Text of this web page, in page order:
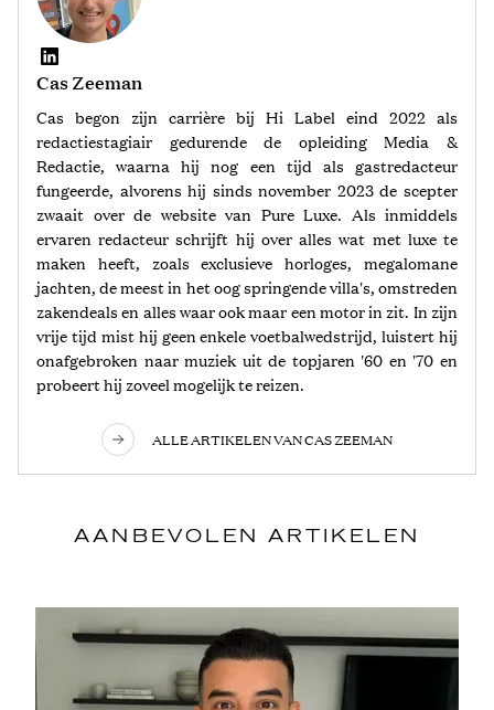
Cas Zeeman
Cas begon zijn carrière bij Hi Label eind 2022 als
redactiestagiair gedurende de opleiding Media &
Redactie, waarna hij nog een tijd als gastredacteur
fungeerde, alvorens hij sinds november 2023 de scepter
zwaait over de website van Pure Luxe. Als inmiddels
ervaren redacteur schrijft hij over alles wat met luxe te
maken heeft, zoals exclusieve horloges, megalomane
jachten, de meest in het oog springende villa's, omstreden
zakendeals en alles waar ook maar een motor in zit. In zijn
vrije tijd mist hij geen enkele voetbalwedstrijd, luistert hij
onafgebroken naar muziek uit de topjaren '60 en '70 en
probeert hij zoveel mogelijk te reizen.
ALLE ARTIKELEN VAN CAS ZEEMAN
AANBEVOLEN ARTIKELEN